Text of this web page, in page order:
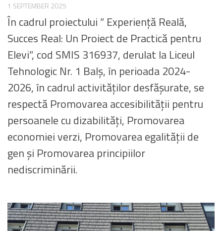
1 SEPTEMBER 2025
În cadrul proiectului ” Experiență Reală,
Succes Real: Un Proiect de Practică pentru
Elevi”, cod SMIS 316937, derulat la Liceul
Tehnologic Nr. 1 Balș, în perioada 2024-
2026, în cadrul activităților desfășurate, se
respectă Promovarea accesibilității pentru
persoanele cu dizabilități, Promovarea
economiei verzi, Promovarea egalității de
gen și Promovarea principiilor
nediscriminării.